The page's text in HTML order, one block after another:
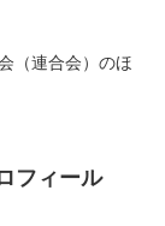
（連合会）のほ
フィール